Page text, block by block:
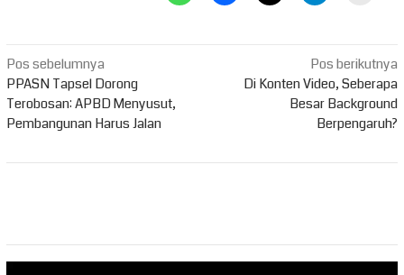
Navigasi
pos
Pos sebelumnya
PPASN Tapsel Dorong
Terobosan: APBD Menyusut,
Pembangunan Harus Jalan
Pos berikutnya
Di Konten Video, Seberapa
Besar Background
Berpengaruh?